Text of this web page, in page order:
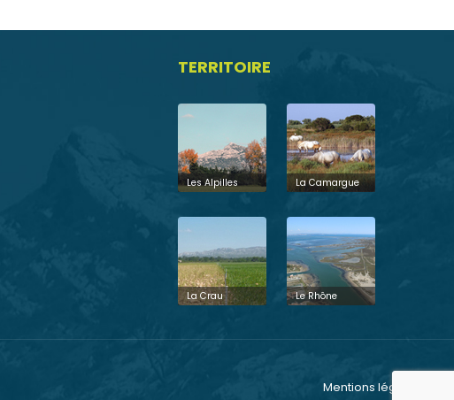
TERRITOIRE
Les Alpilles La Camargue
La Crau Le Rhône
Mentions légales